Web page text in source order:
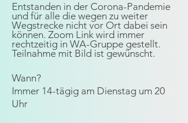
Entstanden in der Corona-Pandemie
und für alle die wegen zu weiter
Wegstrecke nicht vor Ort dabei sein
können. Zoom Link wird immer
rechtzeitig in WA-Gruppe gestellt.
Teilnahme mit Bild ist gewünscht.
Wann?
Immer 14-tägig am Dienstag um 20
Uhr